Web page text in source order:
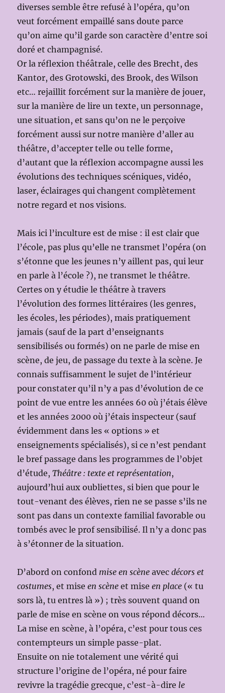
diverses semble être refusé à l’opéra, qu’on
veut forcément empaillé sans doute parce
qu’on aime qu’il garde son caractère d’entre soi
doré et champagnisé.
Or la réflexion théâtrale, celle des Brecht, des
Kantor, des Grotowski, des Brook, des Wilson
etc… rejaillit forcément sur la manière de jouer,
sur la manière de lire un texte, un personnage,
une situation, et sans qu’on ne le perçoive
forcément aussi sur notre manière d’aller au
théâtre, d’accepter telle ou telle forme,
d’autant que la réflexion accompagne aussi les
évolutions des techniques scéniques, vidéo,
laser, éclairages qui changent complètement
notre regard et nos visions.
Mais ici l’inculture est de mise : il est clair que
l’école, pas plus qu’elle ne transmet l’opéra (on
s’étonne que les jeunes n’y aillent pas, qui leur
en parle à l’école ?), ne transmet le théâtre.
Certes on y étudie le théâtre à travers
l’évolution des formes littéraires (les genres,
les écoles, les périodes), mais pratiquement
jamais (sauf de la part d’enseignants
sensibilisés ou formés) on ne parle de mise en
scène, de jeu, de passage du texte à la scène. Je
connais suffisamment le sujet de l’intérieur
pour constater qu’il n’y a pas d’évolution de ce
point de vue entre les années 60 où j’étais élève
et les années 2000 où j’étais inspecteur (sauf
évidemment dans les « options » et
enseignements spécialisés), si ce n’est pendant
le bref passage dans les programmes de l’objet
d’étude,Théâtre : texte et représentation,
aujourd’hui aux oubliettes, si bien que pour le
tout-venant des élèves, rien ne se passe s’ils ne
sont pas dans un contexte familial favorable ou
tombés avec le prof sensibilisé. Il n’y a donc pas
à s’étonner de la situation.
D’abord on confond mise en scène avecdécors et
costumes, et miseen scène et miseen place (« tu
sors là, tu entres là ») ; très souvent quand on
parle de mise en scène on vous répond décors…
La mise en scène, à l’opéra, c’est pour tous ces
contempteurs un simple passe-plat.
Ensuite on nie totalement une vérité qui
structure l’origine de l’opéra, né pour faire
revivre la tragédie grecque, c’est-à-dire le